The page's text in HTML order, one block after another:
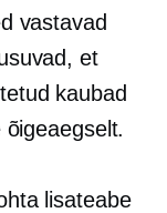
vastavad
et
kaubad
lisateabe